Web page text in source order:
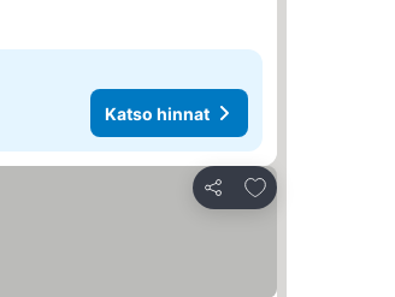
Katso hinnat
Jaa
Lisää suosikkeihin